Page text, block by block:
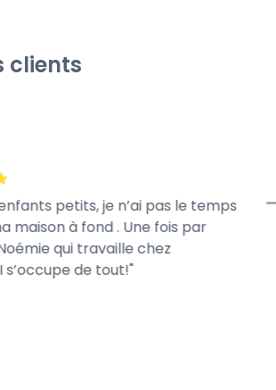
clients
petits, je n’ai pas le temps
maison à fond . Une fois par
qui travaille chez
s’occupe de tout!